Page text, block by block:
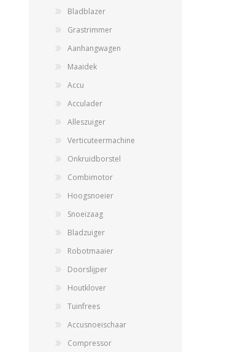
Bladblazer
Grastrimmer
Aanhangwagen
Maaidek
Accu
Acculader
Alleszuiger
Verticuteermachine
Onkruidborstel
Combimotor
Hoogsnoeier
Snoeizaag
Bladzuiger
Robotmaaier
Doorslijper
Houtklover
Tuinfrees
Accusnoeischaar
Compressor